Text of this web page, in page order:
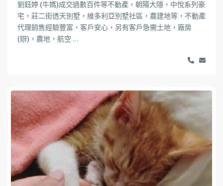
劉鈺婷 (牛媽)成交過數百件等不動產，朝陽大隱，中悅系列豪
宅，莊二街透天別墅，維多利亞別墅社區，農建地等，不動產
代理銷售經驗豐富，客戶安心，另有客戶急需土地，廠房
(辦)，農地，航空 ...